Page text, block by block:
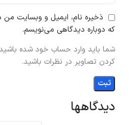
دیدگاهها
ذخیره نام، ایمیل و وبسایت من
که دوباره دیدگاهی می‌نویسم.
شما باید وارد حساب خود شده باشید
کردن تصاویر در نظرات باشید.